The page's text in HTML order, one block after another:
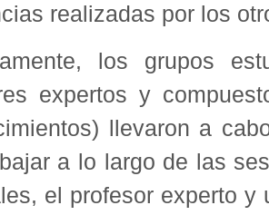
realizadas por los
los grupos
expertos y
llevaron a
a lo largo de las
el profesor experto